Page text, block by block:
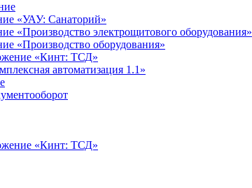
«УАУ: Санаторий»
«Производство электрощитового оборудования»
«Производство оборудования»
«Кинт: ТСД»
автоматизация 1.1»
«Кинт: ТСД»